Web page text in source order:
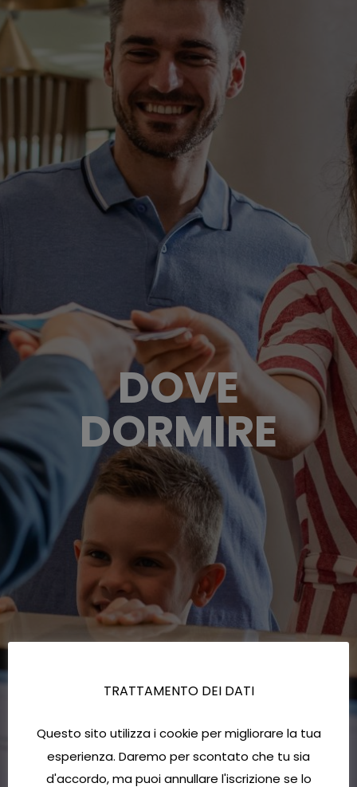
DOVE
DORMIRE
TRATTAMENTO DEI DATI
Questo sito utilizza i cookie per migliorare la tua
esperienza. Daremo per scontato che tu sia
d'accordo, ma puoi annullare l'iscrizione se lo